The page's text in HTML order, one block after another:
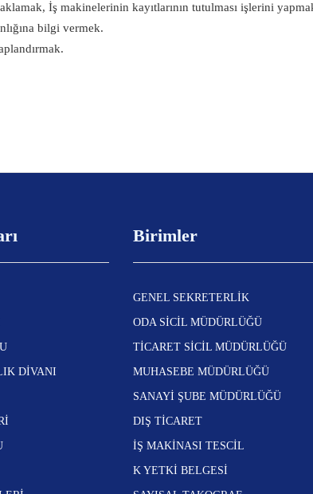
İş makinelerinin kayıtlarının tutulması işlerini
bilgi vermek.
DİVANI
Birimler
GENEL SEKRETERLİK
ODA SİCİL MÜDÜRLÜĞÜ
TİCARET SİCİL MÜDÜRLÜĞÜ
MUHASEBE MÜDÜRLÜĞÜ
SANAYİ ŞUBE MÜDÜRLÜĞÜ
DIŞ TİCARET
İŞ MAKİNASI TESCİL
K YETKİ BELGESİ